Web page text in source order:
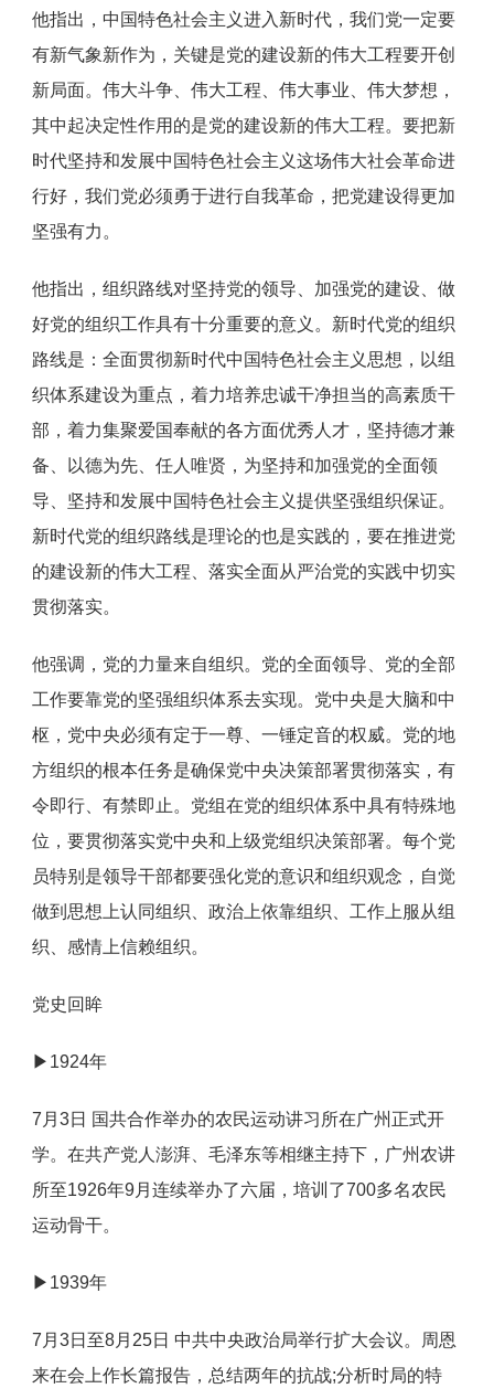
他指出，中国特色社会主义进入新时代，我们党一定要
有新气象新作为，关键是党的建设新的伟大工程要开创
新局面。伟大斗争、伟大工程、伟大事业、伟大梦想，
其中起决定性作用的是党的建设新的伟大工程。要把新
时代坚持和发展中国特色社会主义这场伟大社会革命进
行好，我们党必须勇于进行自我革命，把党建设得更加
坚强有力。
他指出，组织路线对坚持党的领导、加强党的建设、做
好党的组织工作具有十分重要的意义。新时代党的组织
路线是：全面贯彻新时代中国特色社会主义思想，以组
织体系建设为重点，着力培养忠诚干净担当的高素质干
部，着力集聚爱国奉献的各方面优秀人才，坚持德才兼
备、以德为先、任人唯贤，为坚持和加强党的全面领
导、坚持和发展中国特色社会主义提供坚强组织保证。
新时代党的组织路线是理论的也是实践的，要在推进党
的建设新的伟大工程、落实全面从严治党的实践中切实
贯彻落实。
他强调，党的力量来自组织。党的全面领导、党的全部
工作要靠党的坚强组织体系去实现。党中央是大脑和中
枢，党中央必须有定于一尊、一锤定音的权威。党的地
方组织的根本任务是确保党中央决策部署贯彻落实，有
令即行、有禁即止。党组在党的组织体系中具有特殊地
位，要贯彻落实党中央和上级党组织决策部署。每个党
员特别是领导干部都要强化党的意识和组织观念，自觉
做到思想上认同组织、政治上依靠组织、工作上服从组
织、感情上信赖组织。
党史回眸
▶1924年
7月3日 国共合作举办的农民运动讲习所在广州正式开
学。在共产党人澎湃、毛泽东等相继主持下，广州农讲
所至1926年9月连续举办了六届，培训了700多名农民
运动骨干。
▶1939年
7月3日至8月25日 中共中央政治局举行扩大会议。周恩
来在会上作长篇报告，总结两年的抗战;分析时局的特